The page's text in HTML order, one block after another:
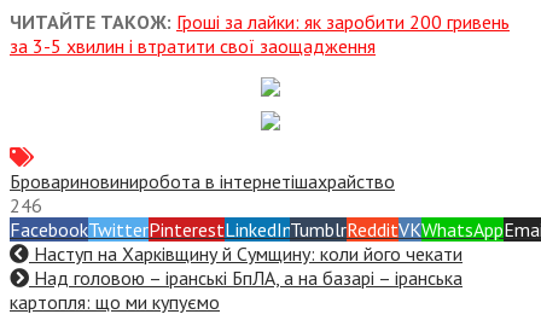
ЧИТАЙТЕ ТАКОЖ: Гроші за лайки: як заробити 200 гривень
за 3-5 хвилин і втратити свої заощадження
Бровариновиниробота в інтернетішахрайство
246
FacebookTwitterPinterestLinkedInTumblrRedditVKWhatsApp
Наступ на Харківщину й Сумщину: коли його чекати
Над головою – іранські БпЛА, а на базарі – іранська
картопля: що ми купуємо